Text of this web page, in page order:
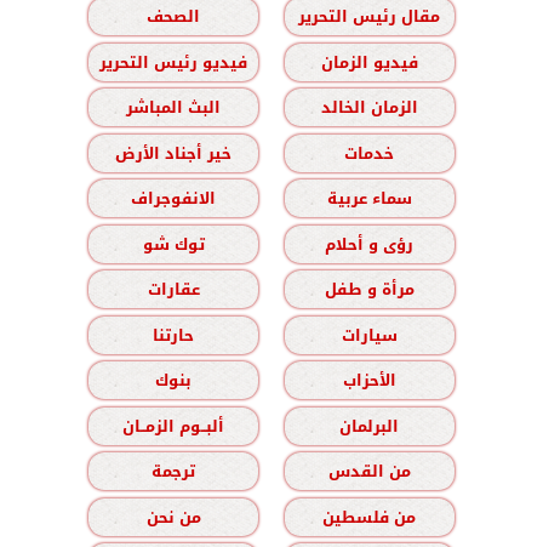
مقال رئيس التحرير
الصحف
فيديو الزمان
فيديو رئيس التحرير
الزمان الخالد
البث المباشر
خدمات
خير أجناد الأرض
سماء عربية
الانفوجراف
رؤى و أحلام
توك شو
مرأة و طفل
عقارات
سيارات
حارتنا
الأحزاب
بنوك
البرلمان
ألبــوم الزمــان
من القدس
ترجمة
من فلسطين
من نحن